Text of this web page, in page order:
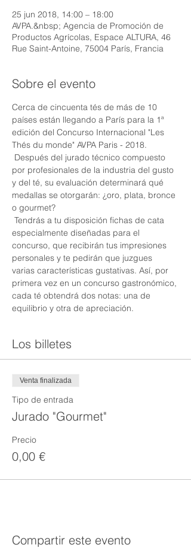
25 jun 2018, 14:00 – 18:00
AVPA.&nbsp; Agencia de Promoción de
Productos Agrícolas, Espace ALTURA, 46
Rue Saint-Antoine, 75004 París, Francia
Sobre el evento
Cerca de cincuenta tés de más de 10
países están llegando a París para la 1ª
edición del Concurso Internacional "Les
Thés du monde" AVPA Paris - 2018.
por profesionales de la industria del gusto
y del té, su evaluación determinará qué
medallas se otorgarán: ¿oro, plata, bronce
o gourmet?
especialmente diseñadas para el
concurso, que recibirán tus impresiones
personales y te pedirán que juzgues
varias características gustativas. Así, por
primera vez en un concurso gastronómico,
cada té obtendrá dos notas: una de
equilibrio y otra de apreciación.
Los billetes
Venta finalizada
Tipo de entrada
Jurado "Gourmet"
Precio
0,00 €
Compartir este evento